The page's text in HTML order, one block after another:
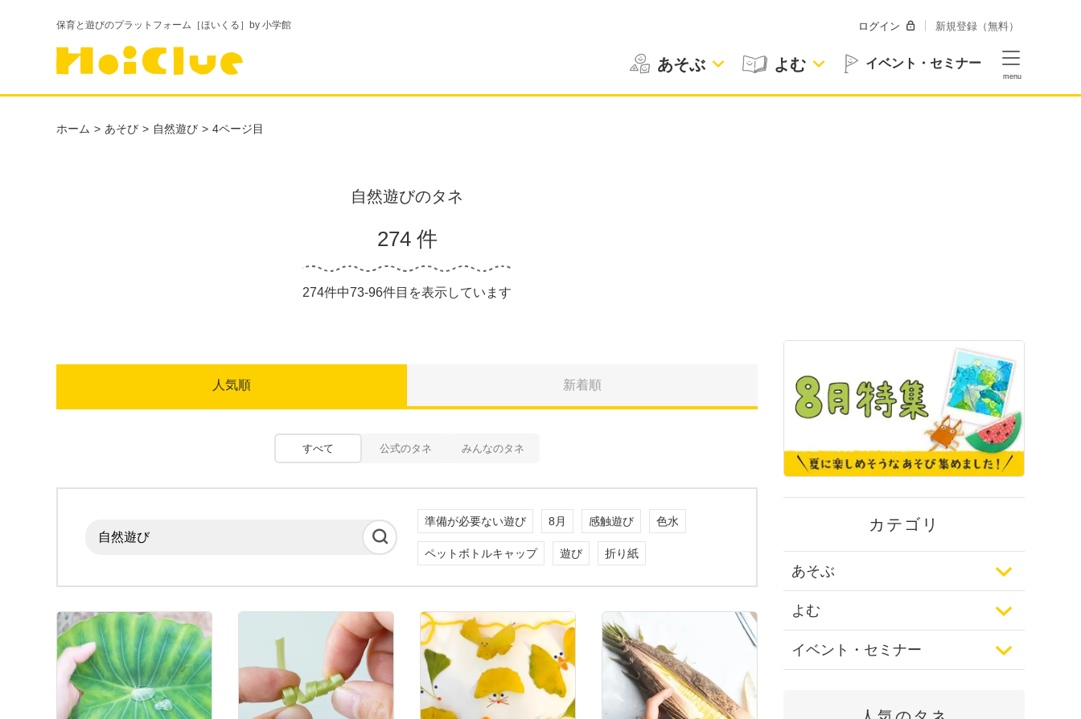
保育と遊びのプラットフォーム［ほいくる］by 小学館
あそぶ よむ イベント・セミナー
ログイン 新規登録（無料）
ホーム あそび 自然遊び 4ページ目
自然遊びのタネ
274 件
274件中73-96件目を表示しています
人気順 新着順
すべて 公式のタネ みんなのタネ
準備が必要ない遊び 8月 感触遊び 色水
ペットボトルキャップ 遊び 折り紙
カテゴリ
あそぶ
よむ
イベント・セミナー